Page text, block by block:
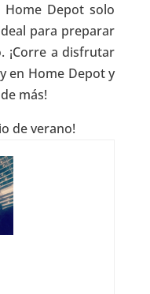
Depot solo
para preparar
¡Corre a disfrutar
en Home Depot y
más!
de verano!